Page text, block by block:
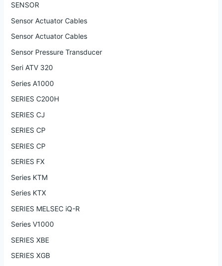
SENSOR
Sensor Actuator Cables
Sensor Actuator Cables
Sensor Pressure Transducer
Seri ATV 320
Series A1000
SERIES C200H
SERIES CJ
SERIES CP
SERIES CP
SERIES FX
Series KTM
Series KTX
SERIES MELSEC iQ-R
Series V1000
SERIES XBE
SERIES XGB